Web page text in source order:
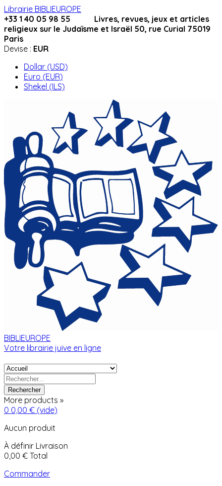
Librairie BIBLIEUROPE
+33 1 40 05 98 55 Livres, revues, jeux et articles
religieux sur le Judaïsme et Israël 50, rue Curial 75019
Paris
Devise : EUR
Dollar (USD)
Euro (EUR)
Shekel (ILS)
BIBLIEUROPE
Votre librairie juive en ligne
Rechercher
More products »
0 0,00 € (vide)
Aucun produit
À définir Livraison
0,00 € Total
Commander